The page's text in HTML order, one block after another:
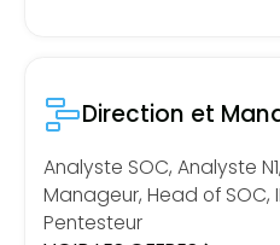
Direction et
Analyste SOC, Analyste
Manageur, Head of SOC,
Pentesteur